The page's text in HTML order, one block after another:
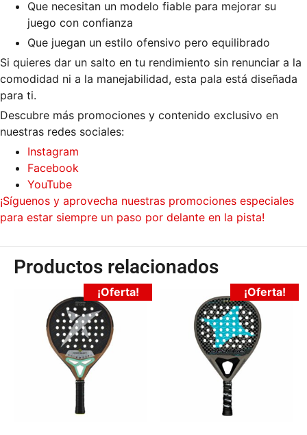
Que necesitan un modelo fiable para mejorar su
juego con confianza
Que juegan un estilo ofensivo pero equilibrado
Si quieres dar un salto en tu rendimiento sin renunciar a la
comodidad ni a la manejabilidad, esta pala está diseñada
para ti.
Descubre más promociones y contenido exclusivo en
nuestras redes sociales:
Instagram
Facebook
YouTube
¡Síguenos y aprovecha nuestras promociones especiales
para estar siempre un paso por delante en la pista!
Productos relacionados
¡Oferta! ¡Oferta!